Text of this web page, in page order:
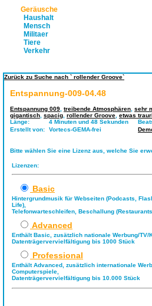
Geräusche
Haushalt
Mensch
Militaer
Tiere
Verkehr
Zurück zu Suche nach ` rollender Groove`
Entspannung-009-04.48
Entspannung 009 treibende Atmosphären sehr
gigantisch spacig rollender Groove etwas
Länge:
4 Minuten und 48 Sekunden
Erstellt von:
Vortecs-GEMA-frei
Bitte wählen Sie eine Lizenz aus, welche Sie
Lizenzen:
Basic
Hintergrundmusik für Webseiten (Podcasts,
Life),
Telefonwarteschleifen, Beschallung
Advanced
Enthält Basic, zusätzlich nationale Werbung/TV/
Datenträgervervielfältigung bis 1000 Stück
Professional
Enthält Advanced, zusätzlich internationale
Computerspiele,
Datenträgervervielfältigung bis 10.000 Stück